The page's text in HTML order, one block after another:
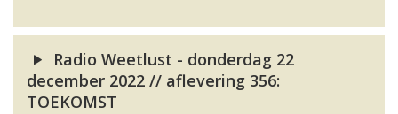
Radio Weetlust - donderdag 22
december 2022 // aflevering 356:
TOEKOMST